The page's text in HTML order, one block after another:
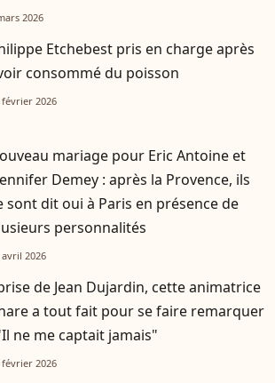
2026
Etchebest pris en charge après
consommé du poisson
février 2026
mariage pour Eric Antoine et
Demey : après la Provence, ils
sont dit oui à Paris en présence de
personnalités
avril 2026
de Jean Dujardin, cette animatrice
a tout fait pour se faire remarquer
ne me captait jamais"
février 2026